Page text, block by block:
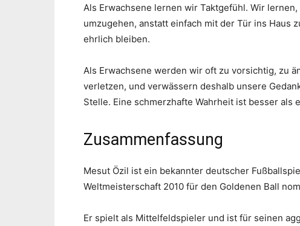
Als Erwachsene lernen wir Taktgefühl. Wir
umzugehen, anstatt einfach mit der Tür ins Haus
ehrlich bleiben.
Als Erwachsene werden wir oft zu vorsichtig, zu
verletzen, und verwässern deshalb unsere
Stelle. Eine schmerzhafte Wahrheit ist besser als
Zusammenfassung
Mesut Özil ist ein bekannter deutscher
Weltmeisterschaft 2010 für den Goldenen Ball
Er spielt als Mittelfeldspieler und ist für seinen